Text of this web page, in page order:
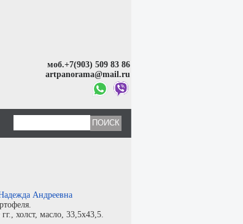
моб.+7(903) 509 83 86
artpanorama@mail.ru
Андреевна
холст, масло, 33,5x43,5.